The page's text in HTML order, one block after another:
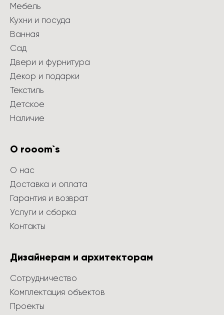
Мебель
Кухни и посуда
Ванная
Сад
Двери и фурнитура
Декор и подарки
Текстиль
Детское
Наличие
О rooom`s
О нас
Доставка и оплата
Гарантия и возврат
Услуги и сборка
Контакты
Дизайнерам и архитекторам
Сотрудничество
Комплектация объектов
Проекты